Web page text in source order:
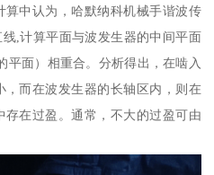
中认为，哈默纳科机械手谐波传
线,计算平面与波发生器的中间平面
平面）相重合。分析得出，在啮入
而在波发生器的长轴区内，则在
在过盈。通常，不大的过盈可由